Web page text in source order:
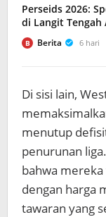
Perseids 2026:
di Langit Tengah
B Berita 6 hari
Di sisi lain,
menutup
penurunan
bahwa mereka
dengan harga
tawaran yang